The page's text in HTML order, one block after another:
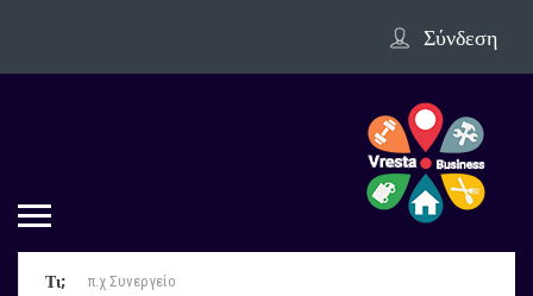
Σύνδεση
Τι;